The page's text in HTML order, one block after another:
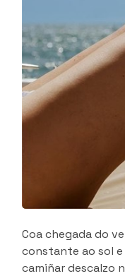
Coa chegada do
constante ao sol e
camiñar descalzo